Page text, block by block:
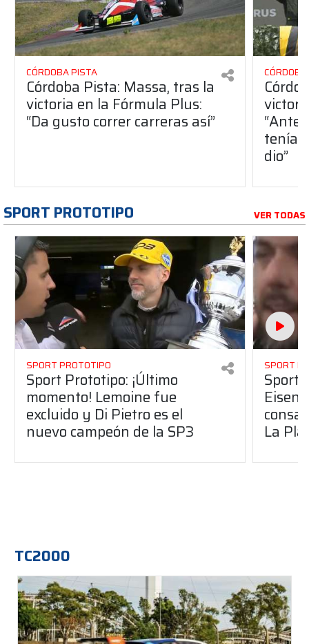
CÓRDOBA PISTA
Córdoba Pista: Massa, tras la
victoria en la Fórmula Plus:
“Da gusto correr carreras así”
dio”
SPORT PROTOTIPO VER TODAS
SPORT PROTOTIPO
Sport Prototipo: ¡Último
momento! Lemoine fue
excluido y Di Pietro es el
nuevo campeón de la SP3
SPORT
Sport
La
TC2000